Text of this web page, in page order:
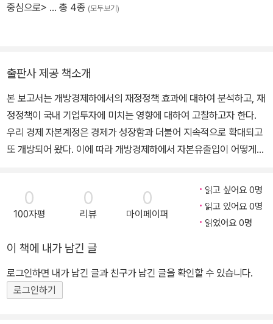
중심으로> … 총 4종 (모두보기)
출판사 제공 책소개
본 보고서는 개방경제하에서의 재정정책 효과에 대하여 분석하고, 재
정정책이 국내 기업투자에 미치는 영향에 대하여 고찰하고자 한다.
우리 경제 자본계정은 경제가 성장함과 더불어 지속적으로 확대되고
또 개방되어 왔다. 이에 따라 개방경제하에서 자본유출입이 어떻게
사항으로 대두되고 있다. 본문에서는 이러한 자본유출입이 발생하는
개방경제하에서 재정지출의 효과에 대해서 살펴보도록 한다. 재정지
출의 증가를 통한 거시수요의 확대는 필연적으로 추가 재정마련을 위
효과적인 재정지출은 지출 확대를 통하여 확장된 거시수요가 지출을
위한 재원마련이 가져오는 구축효과보다 더 높은 경우에 실현될 수
있을 것이다. 이러한 직관에 따라 본문에서는 재정지출이 증가하는
경우 이를 위한 자본이 대외에서 유입되는 경우와 그렇지 않은 경우
0
100자평
0
리뷰
0
마이페이퍼
읽고 싶어요 0명
읽고 있어요 0명
읽었어요 0명
이 책에 내가 남긴 글
로그인하면 내가 남긴 글과 친구가 남긴 글을 확인할 수 있습니다.
로그인하기